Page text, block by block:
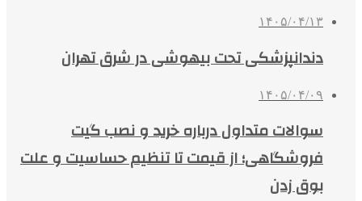
۱۴۰۵/۰۴/۱۳
دندانپزشکی تحت بیهوشی در شرق تهران
۱۴۰۵/۰۴/۰۹
سوالات متداول درباره خرید و نصب گیت
فروشگاهی؛ از قیمت تا تنظیم حساسیت و علت
بوق زدن